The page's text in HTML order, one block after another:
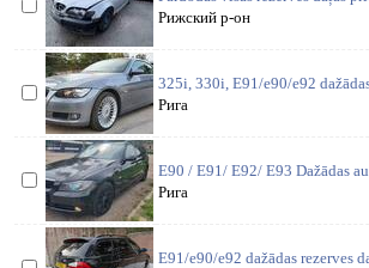
Рижский р-он
325i, 330i, E91/e90/e92
Рига
E90 / E91/ E92/ E93 Dažādas
Рига
E91/e90/e92 dažādas rezerves